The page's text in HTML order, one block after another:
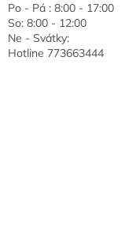
Po - Pá : 8:00 - 17:00
So: 8:00 - 12:00
Ne - Svátky:
Hotline 773663444